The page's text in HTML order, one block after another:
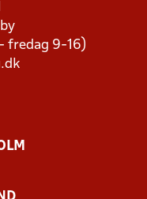
fredag 9-16)